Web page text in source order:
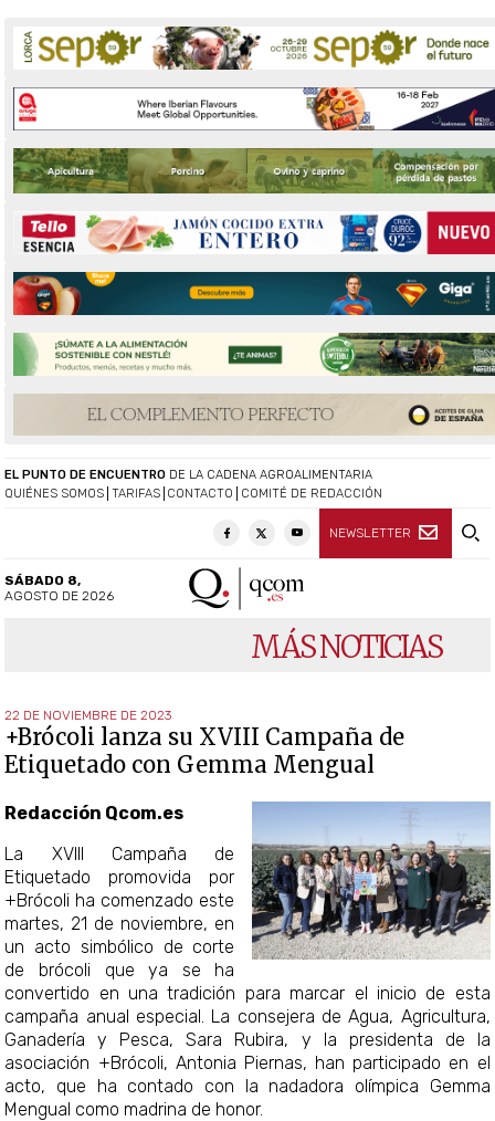
QUIÉNES SOMOS TARIFAS CONTACTO COMITÉ DE REDACCIÓN
NEWSLETTER
EL PUNTO DE ENCUENTRO DE LA CADENA AGROALIMENTARIA
SÁBADO 8,
AGOSTO DE 2026
MÁS NOTICIAS
22 DE NOVIEMBRE DE 2023
+Brócoli lanza su XVIII Campaña de
Etiquetado con Gemma Mengual
Redacción Qcom.es
La XVIII Campaña de
Etiquetado promovida por
+Brócoli ha comenzado este
martes, 21 de noviembre, en
un acto simbólico de corte
de brócoli que ya se ha
convertido en una tradición para marcar el inicio de esta
campaña anual especial. La consejera de Agua, Agricultura,
Ganadería y Pesca, Sara Rubira, y la presidenta de la
asociación +Brócoli, Antonia Piernas, han participado en el
acto, que ha contado con la nadadora olímpica Gemma
Mengual como madrina de honor.